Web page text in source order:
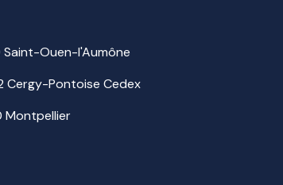
Saint-Ouen-l'Aumône
Cergy-Pontoise Cedex
Montpellier